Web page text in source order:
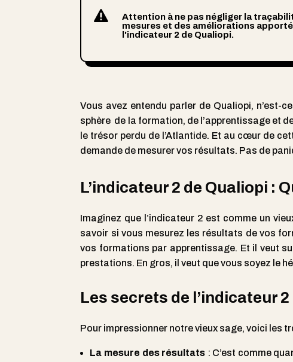

Attention à ne pas négliger la
mesures et des améliorations
l'indicateur 2 de Qualiopi.
Vous avez entendu parler de Qualiopi, n’est-
sphère de la formation, de l’apprentissage et
le trésor perdu de l’Atlantide. Et au cœur de
demande de mesurer vos résultats. Pas de
L’indicateur 2 de Qualiopi :
Imaginez que l’indicateur 2 est comme un
savoir si vous mesurez les résultats de vos
vos formations par apprentissage. Et il veut
prestations. En gros, il veut que vous soyez le
Les secrets de l’indicateur 2
Pour impressionner notre vieux sage, voici les
La mesure des résultats : C’est comme